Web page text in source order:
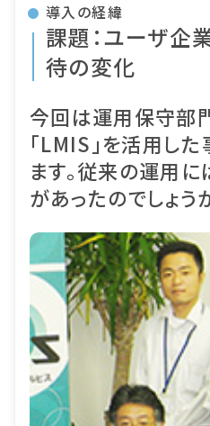
導入の経緯
課題：ユーザ企
待の変化
今回は運用保守部
「LMIS」を活用し
ます。従来の運用に
があったのでしょう